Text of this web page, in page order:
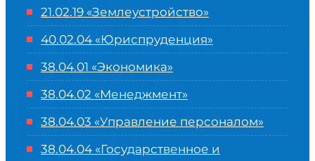
21.02.19 «Землеустройство»
40.02.04 «Юриспруденция»
38.04.01 «Экономика»
38.04.02 «Менеджмент»
38.04.03 «Управление персоналом»
38.04.04 «Государственное и